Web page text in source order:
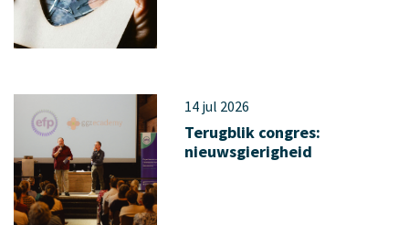
14 jul 2026
Terugblik congres:
nieuwsgierigheid